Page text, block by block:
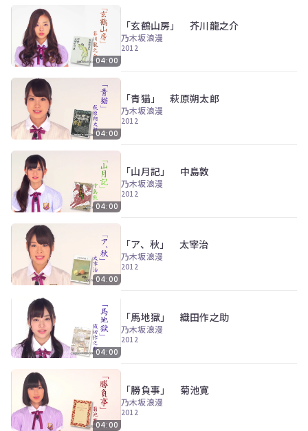
す。
今
す
員
登
録
す
04:00
「玄鶴山房」 芥川龍之介
乃木坂浪漫
2012
04:00
「青猫」 萩原朔太郎
乃木坂浪漫
2012
04:00
「山月記」 中島敦
乃木坂浪漫
2012
04:00
「ア、秋」 太宰治
乃木坂浪漫
2012
04:00
「馬地獄」 織田作之助
乃木坂浪漫
2012
04:00
「勝負事」 菊池寛
乃木坂浪漫
2012